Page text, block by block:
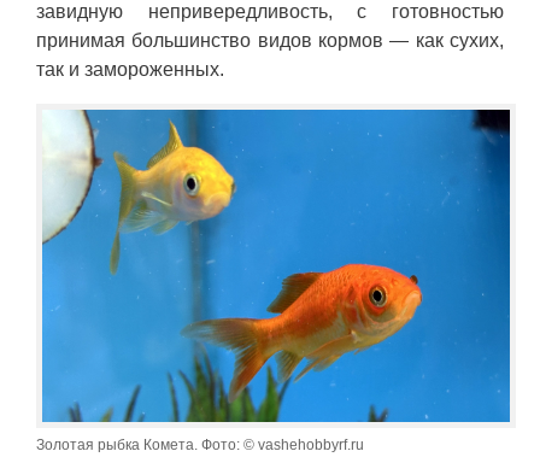
завидную непривередливость, с готовностью
принимая большинство видов кормов — как сухих,
так и замороженных.
Золотая рыбка Комета. Фото: © vashehobbyrf.ru